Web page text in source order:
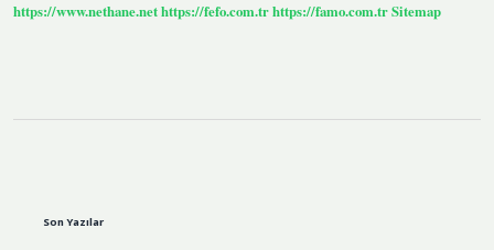
https://www.nethane.nethttps://fefo.com.trhttps://famo.com.trSitemap
Son Yazılar